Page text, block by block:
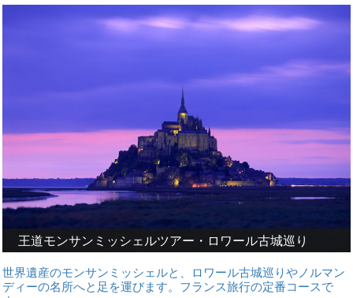
王道モンサンミッシェルツアー・ロワール古城巡り
世界遺産のモンサンミッシェルと、ロワール古城巡りやノルマン
ディーの名所へと足を運びます。フランス旅行の定番コースで